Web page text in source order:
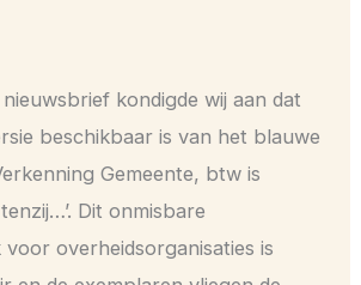
kondigde wij aan dat
beschikbaar is van het blauwe
Gemeente, btw is
Dit onmisbare
overheidsorganisaties is